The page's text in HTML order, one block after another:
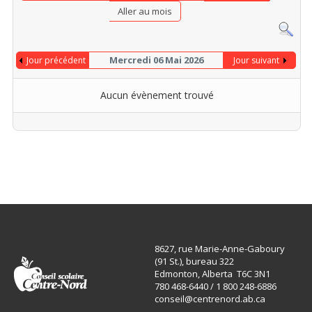
Aller au mois
Jour précédent Mercredi 06 Mai 2026 Jour suivant
Aucun évènement trouvé
8627, rue Marie-Anne-Gaboury
(91 St.), bureau 322
Edmonton, Alberta T6C 3N1
780 468-6440 / 1 800 248-6886
conseil@centrenord.ab.ca